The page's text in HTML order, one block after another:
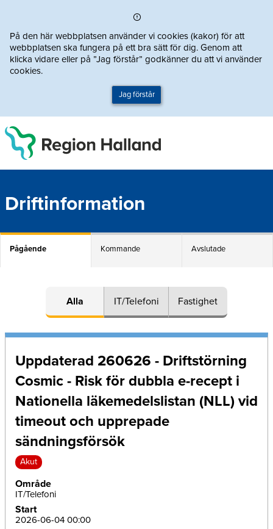
På den här webbplatsen använder vi cookies (kakor) för att
webbplatsen ska fungera på ett bra sätt för dig. Genom att
klicka vidare eller på ”Jag förstår” godkänner du att vi använder
cookies.
Jag förstår
Driftinformation
Pågående Kommande Avslutade
Alla IT/Telefoni Fastighet
Uppdaterad 260626 - Driftstörning
Cosmic - Risk för dubbla e-recept i
Nationella läkemedelslistan (NLL) vid
timeout och upprepade
sändningsförsök
Akut
Område
IT/Telefoni
Start
2026-06-04 00:00